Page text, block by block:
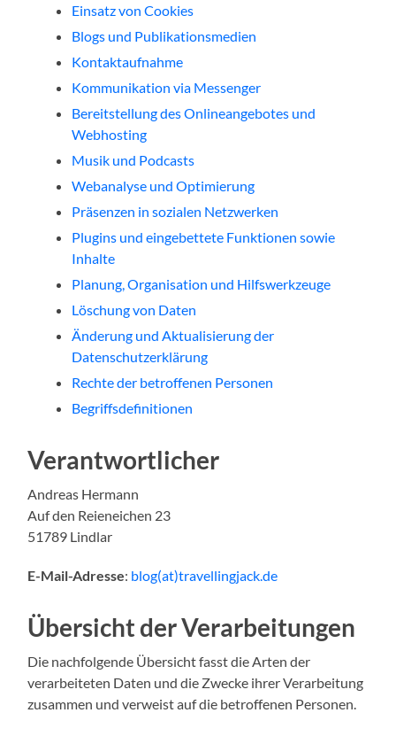
Einsatz von Cookies
Blogs und Publikationsmedien
Kontaktaufnahme
Kommunikation via Messenger
Bereitstellung des Onlineangebotes und
Webhosting
Musik und Podcasts
Webanalyse und Optimierung
Präsenzen in sozialen Netzwerken
Plugins und eingebettete Funktionen sowie
Inhalte
Planung, Organisation und Hilfswerkzeuge
Löschung von Daten
Änderung und Aktualisierung der
Datenschutzerklärung
Rechte der betroffenen Personen
Begriffsdefinitionen
Verantwortlicher
Andreas Hermann
Auf den Reieneichen 23
51789 Lindlar
E-Mail-Adresse: blog(at)travellingjack.de
Übersicht der Verarbeitungen
Die nachfolgende Übersicht fasst die Arten der
verarbeiteten Daten und die Zwecke ihrer Verarbeitung
zusammen und verweist auf die betroffenen Personen.